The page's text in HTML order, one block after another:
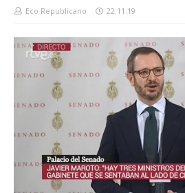
Eco Republicano 22.11.19